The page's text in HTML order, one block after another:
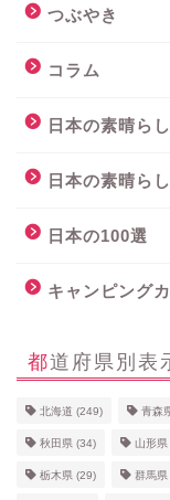
つぶやき
コラム
日本の素晴ら
日本の素晴ら
日本の100選
キャンピング
都道府県別表
北海道 (249) 青森
秋田県 (34) 山形県
栃木県 (29) 群馬県